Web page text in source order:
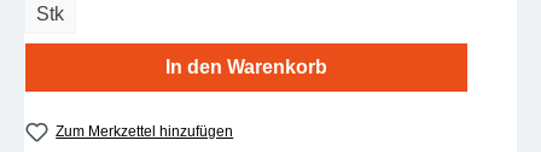
Stk
In den Warenkorb
Zum Merkzettel hinzufügen